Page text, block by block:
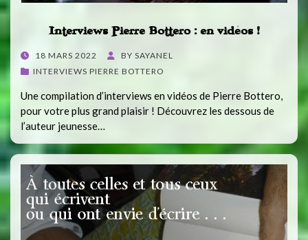
Interviews Pierre Bottero : en vidéos !
POSTED
ON
18 MARS 2022 BY SAYANEL
INTERVIEWS PIERRE BOTTERO
Une compilation d’interviews en vidéos de Pierre Bottero,
pour votre plus grand plaisir ! Découvrez les dessous de
l’auteur jeunesse…